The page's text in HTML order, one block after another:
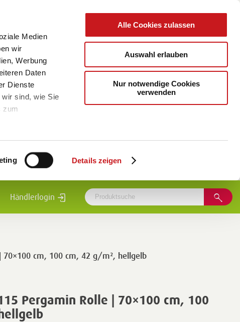
Medien
wir
Werbung
Daten
Dienste
sind, wie Sie
zum
Details zeigen
Alle Cookies zulassen
Auswahl erlauben
Nur notwendige Cookies
verwenden
Händlerlogin
Pergamin Rolle | 70×100 cm, 100
70×100 cm, 100 cm, 42 g/m², hellgelb